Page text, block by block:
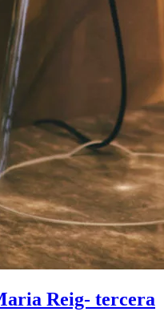
Reig- tercera